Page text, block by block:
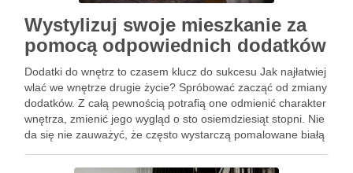
Wystylizuj swoje mieszkanie za
pomocą odpowiednich dodatków
Dodatki do wnętrz to czasem klucz do sukcesu Jak najłatwiej
wlać we wnętrze drugie życie? Spróbować zacząć od zmiany
dodatków. Z całą pewnością potrafią one odmienić charakter
wnętrza, zmienić jego wygląd o sto osiemdziesiąt stopni. Nie
da się nie zauważyć, że często wystarczą pomalowane białą